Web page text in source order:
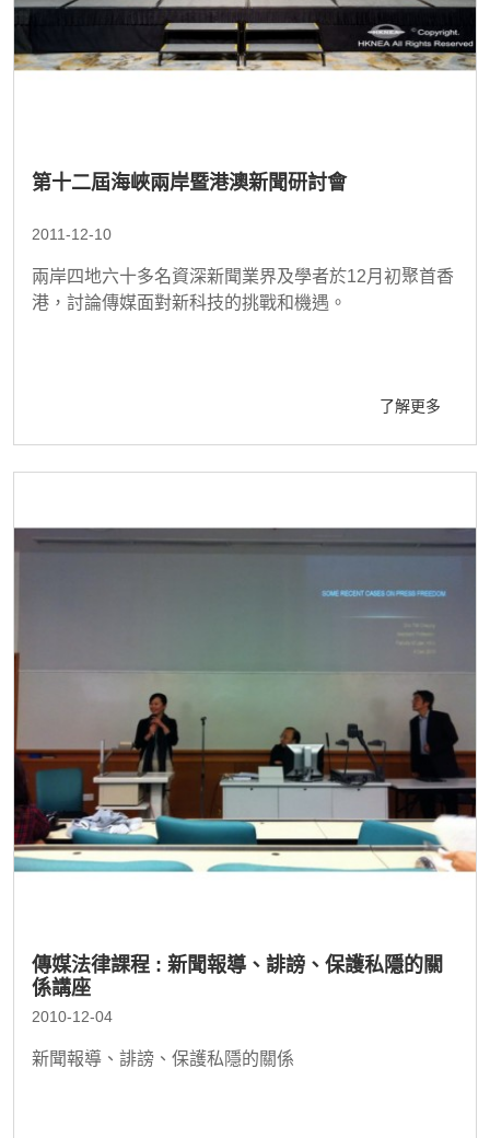
第十二屆海峽兩岸暨港澳新聞研討會
2011-12-10
兩岸四地六十多名資深新聞業界及學者於12月初聚首香
港，討論傳媒面對新科技的挑戰和機遇。
了解更多
傳媒法律課程 : 新聞報導、誹謗、保護私隱的關
係講座
2010-12-04
新聞報導、誹謗、保護私隱的關係